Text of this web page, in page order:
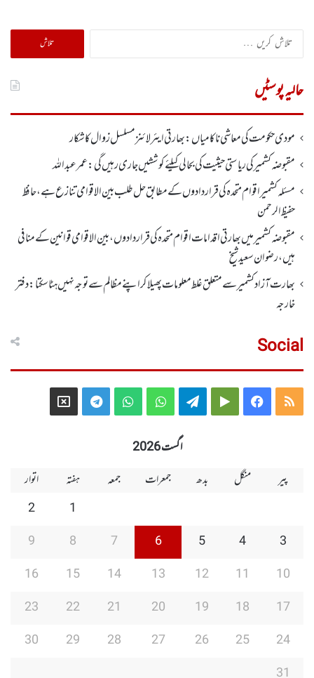
تلاش
کریں
حالیہ پوسٹیں
مودی حکومت کی معاشی ناکامیاں: بھارتی ایئرلائنز مسلسل زوال کا شکار
مقبوضہ کشمیر کی ریاستی حیثیت کی بحالی کیلئے کوششیں جاری رہیں گی: عمر عبداللہ
مسئلہ کشمیر اقوام متحدہ کی قراردادوں کے مطابق حل طلب بین الاقوامی تنازع ہے، حافظ
حفیظ الرحمن
مقبوضہ کشمیر میں بھارتی اقدامات اقوام متحدہ کی قراردادوں، بین الاقوامی قوانین کے منافی
ہیں،رضوان سعید شیخ
بھارت آزاد کشمیر سے متعلق غلط معلومات پھیلا کر اپنے مظالم سے توجہ نہیں ہٹا سکتا: دفتر
خارجہ
Social
RSS
Facebook
Google
Telegram
WhatsApp
WhatsApp
Telegram
X
اگست 2026
پیر
منگل بدھ جمعرات جمعہ ہفتہ
اتوار
1
2
3
4
5
6
7
8
9
10
11
12
13
14
15
16
17
18
19
20
21
22
23
24
25
26
27
28
29
30